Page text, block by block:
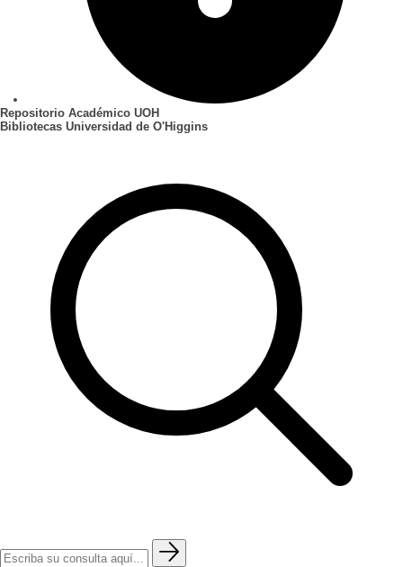
Repositorio Académico UOH
Bibliotecas Universidad de O'Higgins